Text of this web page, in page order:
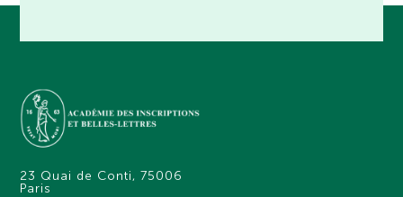
23 Quai de Conti, 75006
Paris